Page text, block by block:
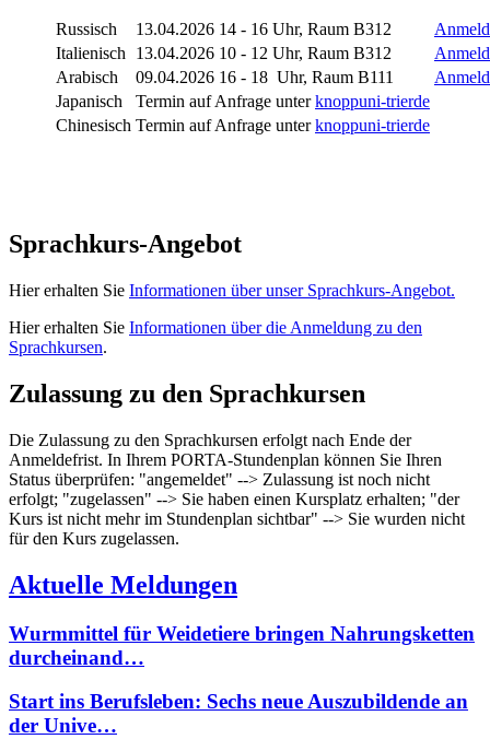
Russisch 13.04.2026 14 - 16 Uhr, Raum B312
Italienisch
13.04.2026 10 - 12 Uhr, Raum B312
Arabisch
09.04.2026 16 - 18 Uhr, Raum B111
Japanisch
Termin auf Anfrage unterknoppuni-trierde
Chinesisch Termin auf Anfrage unterknoppuni-trierde
Sprachkurs-Angebot
Hier erhalten Sie Informationen über unser Sprachkurs-Angebot.
Hier erhalten Sie Informationen über die Anmeldung zu den
Sprachkursen.
Zulassung zu den Sprachkursen
Die Zulassung zu den Sprachkursen erfolgt nach Ende der
Anmeldefrist. In Ihrem PORTA-Stundenplan können Sie Ihren
Status überprüfen: "angemeldet" --> Zulassung ist noch nicht
erfolgt; "zugelassen" --> Sie haben einen Kursplatz erhalten; "der
Kurs ist nicht mehr im Stundenplan sichtbar" --> Sie wurden nicht
für den Kurs zugelassen.
Aktuelle Meldungen
Wurmmittel für Weidetiere bringen Nahrungsketten
durcheinand…
Start ins Berufsleben: Sechs neue Auszubildende an
der Unive…